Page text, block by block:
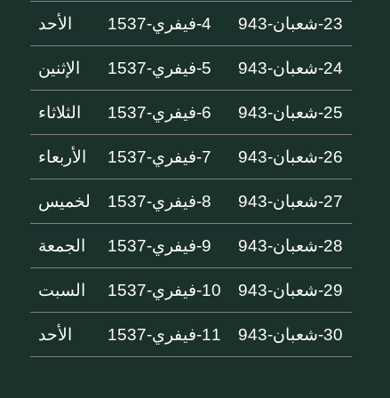
23-شعبان-943 4-فيفري-1537 الأحد
24-شعبان-943 5-فيفري-1537 الإثنين
25-شعبان-943 6-فيفري-1537 الثلاثاء
26-شعبان-943 7-فيفري-1537 الأربعاء
27-شعبان-943 8-فيفري-1537 لخميس
28-شعبان-943 9-فيفري-1537 الجمعة
29-شعبان-943 10-فيفري-1537 السبت
30-شعبان-943 11-فيفري-1537 الأحد